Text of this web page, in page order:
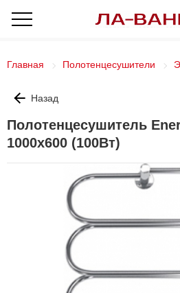
Главная Полотенцесушители
Назад
Полотенцесушитель
1000x600 (100Вт)